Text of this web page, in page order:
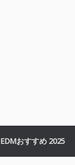
EDMおすすめ 2025